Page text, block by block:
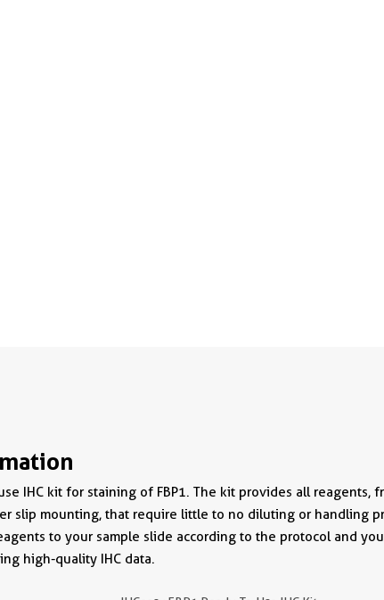
IHC kit for staining of FBP1. The kit provides all reagents,
slip mounting, that require little to no diluting or handling
to your sample slide according to the protocol and
high-quality IHC data.